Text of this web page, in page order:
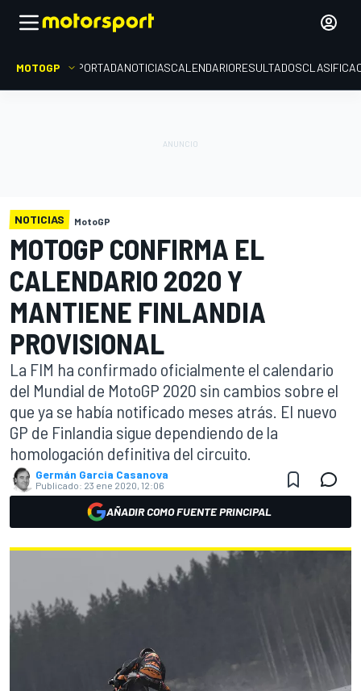
MOTOGP PORTADANOTICIASCALENDARIORESULTADOS
NOTICIAS MotoGP
MOTOGP CONFIRMA EL
CALENDARIO 2020 Y
MANTIENE FINLANDIA
PROVISIONAL
La FIM ha confirmado oficialmente el calendario
del Mundial de MotoGP 2020 sin cambios sobre el
que ya se había notificado meses atrás. El nuevo
GP de Finlandia sigue dependiendo de la
homologación definitiva del circuito.
Germán Garcia Casanova
Publicado: 23 ene 2020, 12:06
AÑADIR COMO FUENTE PRINCIPAL